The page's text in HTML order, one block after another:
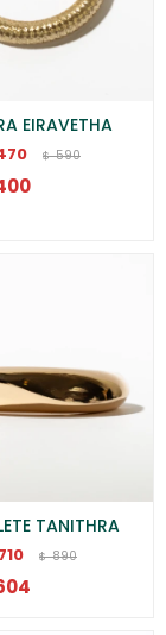
EIRAVETHA
$ 590
TANITHRA
710 $ 890